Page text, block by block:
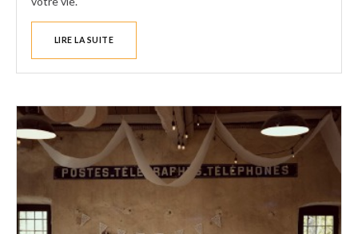
LIRE LA SUITE